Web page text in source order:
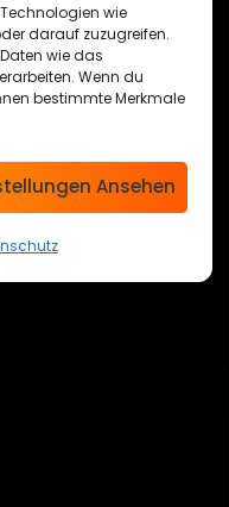
wie
darauf zuzugreifen.
wie das
Wenn du
bestimmte Merkmale
Ansehen